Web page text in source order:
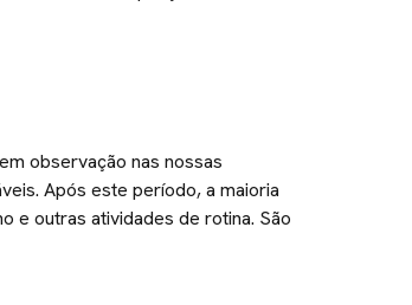
observação nas nossas
Após este período, a maioria
e outras atividades de rotina. São